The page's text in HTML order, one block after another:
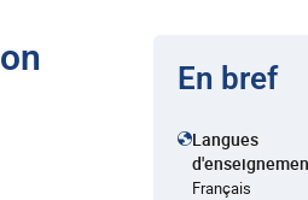
En bref
Langues
Français